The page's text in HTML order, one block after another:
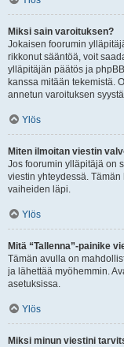
Miksi sain varoituksen?
Jokaisen foorumin
rikkonut sääntöä, voit
ylläpitäjän päätös ja
kanssa mitään tekemistä.
annetun varoituksen
Ylös
Miten ilmoitan viestin
Jos foorumin ylläpitäjä on
viestin yhteydessä.
vaiheiden läpi.
Ylös
Mitä “Tallenna”-painike
Tämän avulla on
ja lähettää myöhemmin.
asetuksissa.
Ylös
Miksi minun viestini